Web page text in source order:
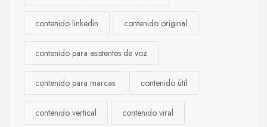
contenido linkedin contenido original
contenido para asistentes de voz
contenido para marcas contenido útil
contenido vertical contenido viral